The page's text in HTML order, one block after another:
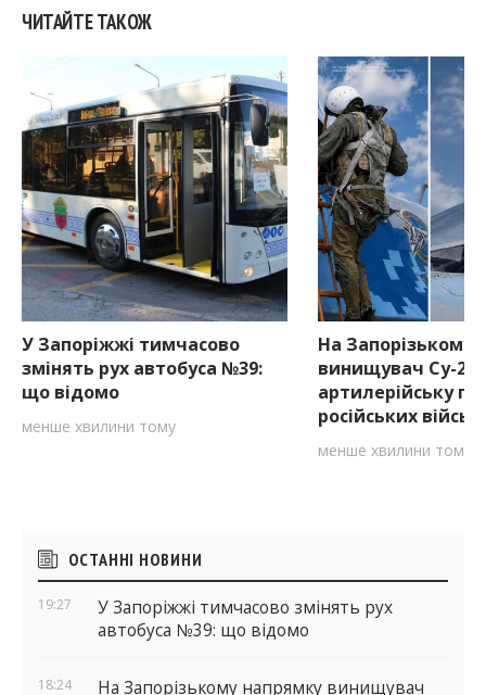
ЧИТАЙТЕ ТАКОЖ
У Запоріжжі тимчасово
змінять рух автобуса №39:
що відомо
менше хвилини тому
На Запорізькому
винищувач Су-27
артилерійську
російських військ
менше хвилини тому
Бічні
віджети
ОСТАННІ НОВИНИ
19:27
У Запоріжжі тимчасово змінять рух
автобуса №39: що відомо
18:24 На Запорізькому напрямку винищувач